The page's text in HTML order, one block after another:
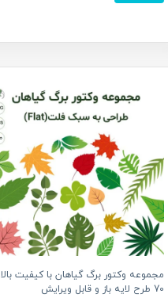
مجموعه وکتور برگ گیاهان با کیفیت بالا |
70 طرح لایه باز و قابل ویرایش